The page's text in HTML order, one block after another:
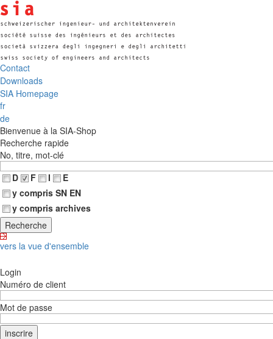
Contact
Downloads
SIA Homepage
fr
de
Bienvenue à la SIA-Shop
Recherche rapide
No, titre, mot-clé
D
F I
E
y compris SN EN
y compris archives
vers la vue d'ensemble
Login
Numéro de client
Mot de passe